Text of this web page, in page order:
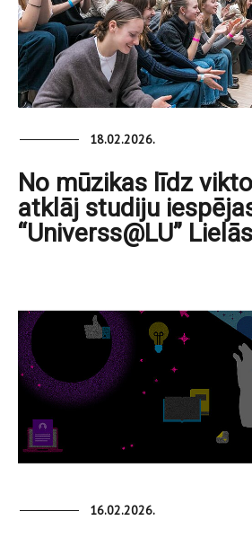
18.02.2026.
No mūzikas līdz
atklāj studiju
“Universs@LU”
16.02.2026.